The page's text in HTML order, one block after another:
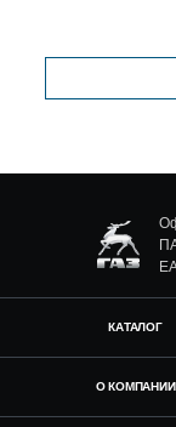
КАТАЛОГ
О КОМПАНИИ